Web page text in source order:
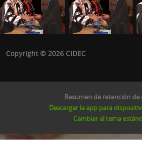
Copyright © 2026 CIDEC
Resumen de retención de
Descargar la app para
Cambiar al tema